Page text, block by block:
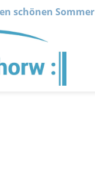
schönen Sommer